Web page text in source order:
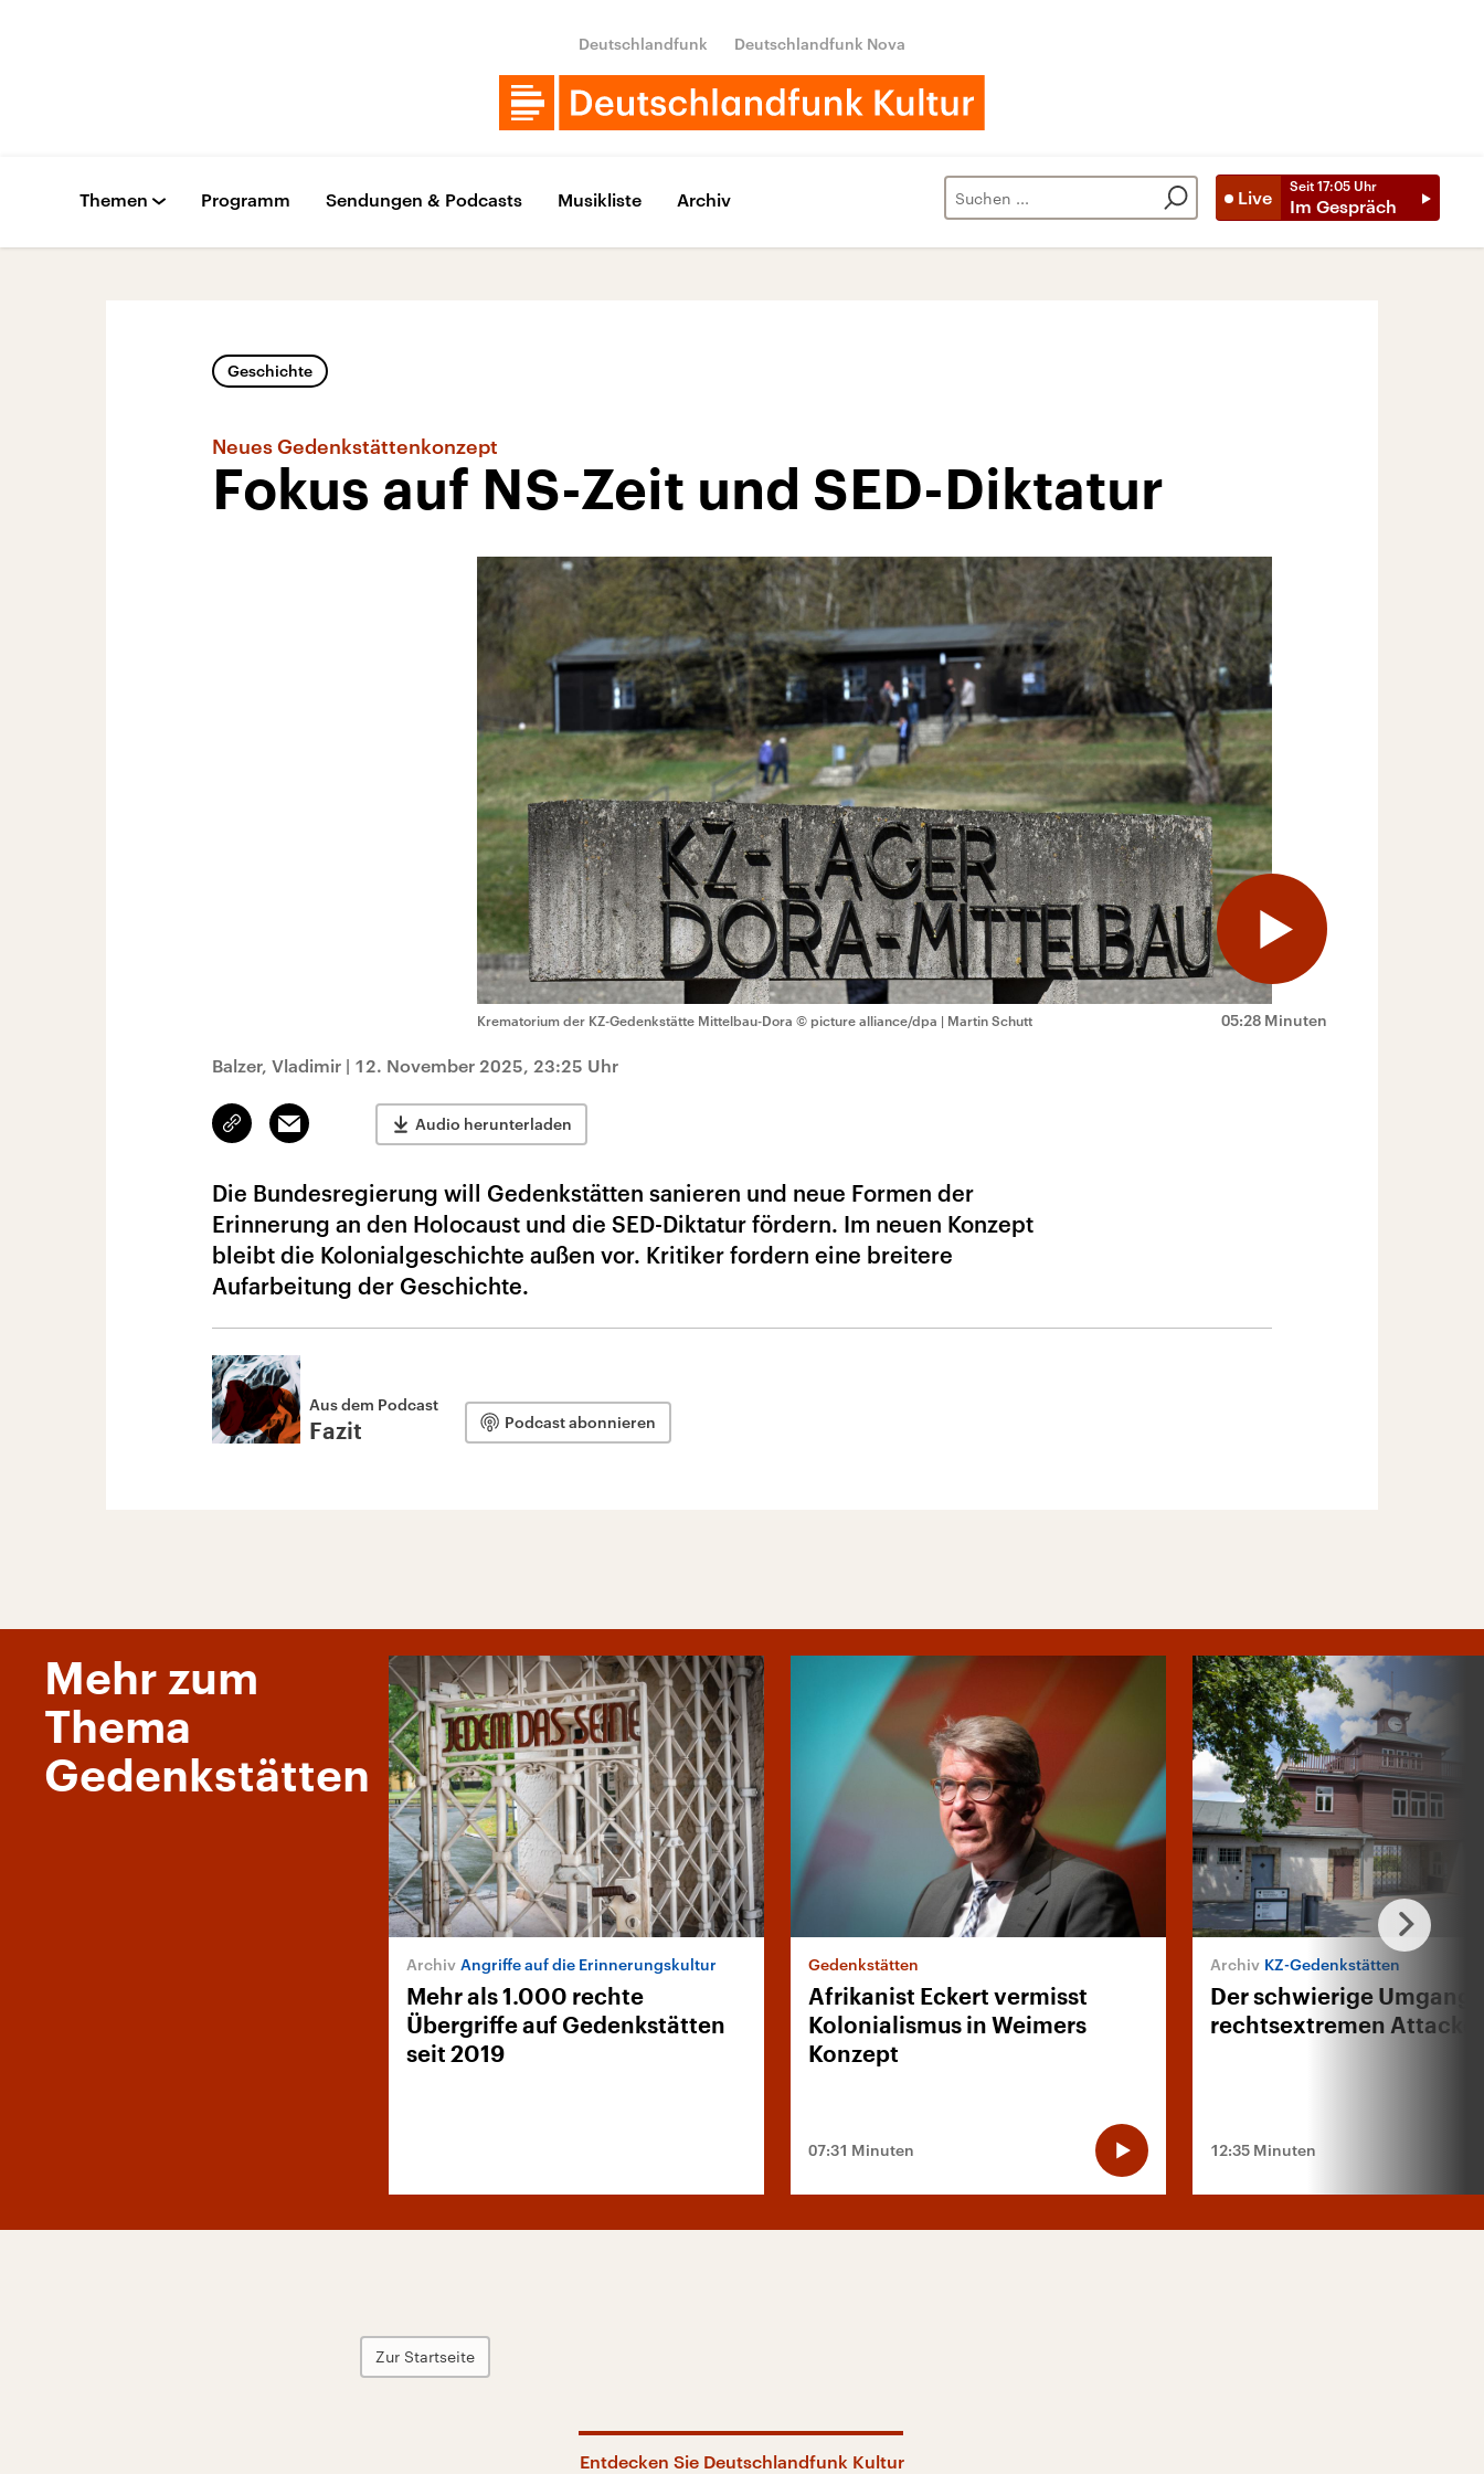
Deutschlandfunk Deutschlandfunk Nova
Live
Seit 17:05 Uhr
Im Gespräch
Themen Programm Sendungen & Podcasts Musikliste Archiv
Geschichte
Neues Gedenkstättenkonzept
Fokus auf NS-Zeit und SED-Diktatur
05:28 Minuten
Krematorium der KZ-Gedenkstätte Mittelbau-Dora © picture alliance/dpa | Martin Schutt
Balzer, Vladimir | 12. November 2025, 23:25 Uhr
Link
kopieren/teilen
Email Audio herunterladen
Die Bundesregierung will Gedenkstätten sanieren und neue Formen der
Erinnerung an den Holocaust und die SED-Diktatur fördern. Im neuen Konzept
bleibt die Kolonialgeschichte außen vor. Kritiker fordern eine breitere
Aufarbeitung der Geschichte.
Aus dem Podcast
Fazit Podcast abonnieren
Mehr zum
Thema
Gedenkstätten
Angriffe auf die Erinnerungskultur
Mehr als 1.000 rechte
Übergriffe auf Gedenkstätten
seit 2019
Gedenkstätten
Afrikanist Eckert vermisst
Kolonialismus in Weimers
Konzept
07:31 Minuten
KZ-Gedenkstätten
Der schwierige Umgang
rechtsextremen
12:35 Minuten
Zur Startseite
Entdecken Sie Deutschlandfunk Kultur